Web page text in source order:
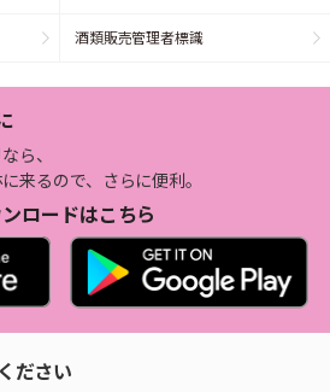
酒類販売管理者標識
ら、
来るので、さらに便利。
ロードはこちら
ださい